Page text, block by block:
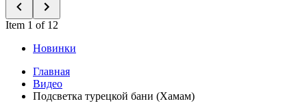
Item 1 of 12
Новинки
Главная
Видео
Подсветка турецкой бани (Хамам)